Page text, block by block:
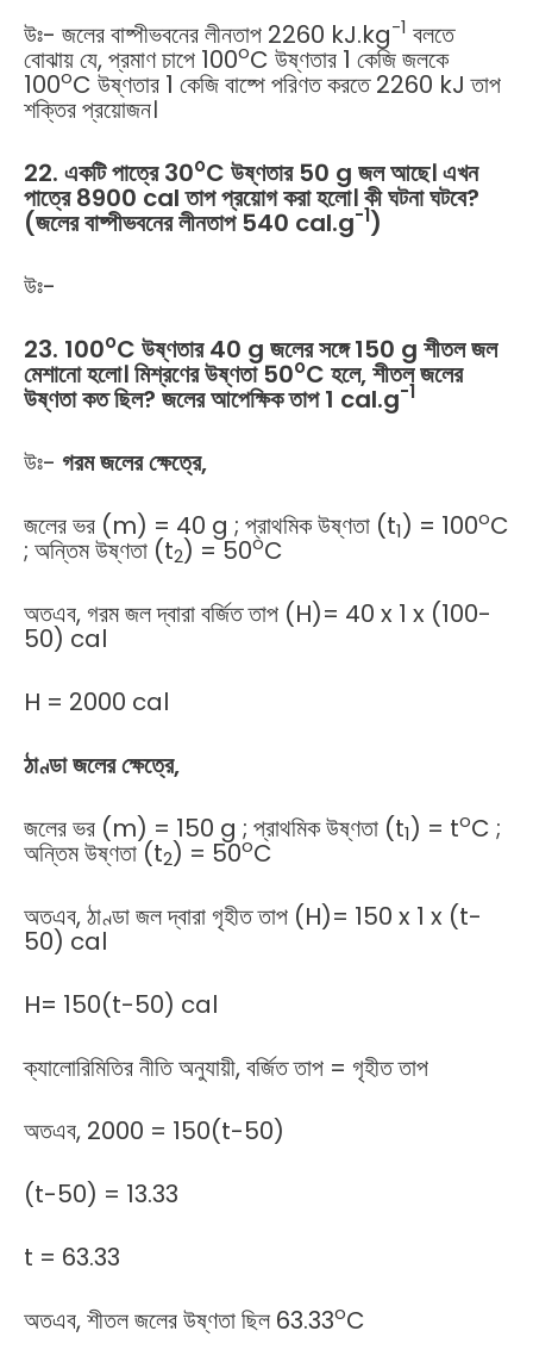
উঃ- জলের বাষ্পীভবনের লীনতাপ 2260 kJ.kg-1 বলতে
বোঝায় যে, প্রমাণ চাপে 100oC উষ্ণতার 1 কেজি জলকে
100oC উষ্ণতার 1 কেজি বাষ্পে পরিণত করতে 2260 kJ তাপ
শক্তির প্রয়োজন।
22. একটি পাত্রে 30oC উষ্ণতার 50 g জল আছে। এখন
পাত্রে 8900 cal তাপ প্রয়োগ করা হলো। কী ঘটনা ঘটবে?
(জলের বাষ্পীভবনের লীনতাপ 540 cal.g-1)
উঃ-
23. 100oC উষ্ণতার 40 g জলের সঙ্গে 150 g শীতল জল
মেশানো হলো। মিশ্রণের উষ্ণতা 50oC হলে, শীতল জলের
উষ্ণতা কত ছিল? জলের আপেক্ষিক তাপ 1 cal.g-1
উঃ- গরম জলের ক্ষেত্রে,
জলের ভর (m) = 40 g ; প্রাথমিক উষ্ণতা (t1) = 100oC
; অন্তিম উষ্ণতা (t2) = 50oC
অতএব, গরম জল দ্বারা বর্জিত তাপ (H)= 40 x 1 x (100-
50) cal
H = 2000 cal
ঠাণ্ডা জলের ক্ষেত্রে,
জলের ভর (m) = 150 g ; প্রাথমিক উষ্ণতা (t1) = toC ;
অন্তিম উষ্ণতা (t2) = 50oC
অতএব, ঠাণ্ডা জল দ্বারা গৃহীত তাপ (H)= 150 x 1 x (t-
50) cal
H= 150(t-50) cal
ক্যালোরিমিতির নীতি অনুযায়ী, বর্জিত তাপ = গৃহীত তাপ
অতএব, 2000 = 150(t-50)
(t-50) = 13.33
t = 63.33
অতএব, শীতল জলের উষ্ণতা ছিল 63.33oC